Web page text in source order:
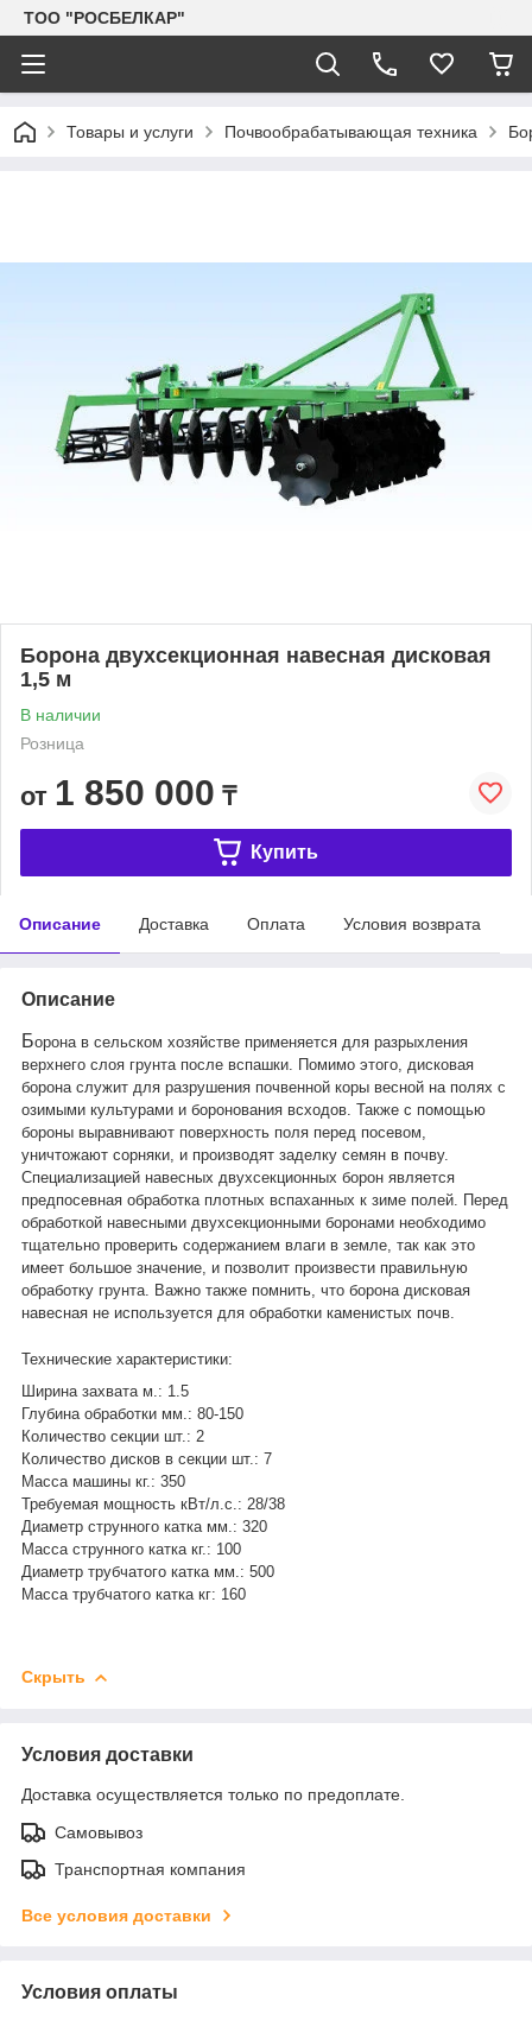
TOO "РОСБЕЛКАР"
Товары и услуги Почвообрабатывающая техника
Борона двухсекционная навесная дисковая
1,5 м
В наличии
Розница
от 1 850 000 ₸
Купить
Описание Доставка Оплата Условия возврата
Описание
Борона в сельском хозяйстве применяется для разрыхления
верхнего слоя грунта после вспашки. Помимо этого, дисковая
борона служит для разрушения почвенной коры весной на полях с
озимыми культурами и боронования всходов. Также с помощью
бороны выравнивают поверхность поля перед посевом,
уничтожают сорняки, и производят заделку семян в почву.
Специализацией навесных двухсекционных борон является
предпосевная обработка плотных вспаханных к зиме полей. Перед
обработкой навесными двухсекционными боронами необходимо
тщательно проверить содержанием влаги в земле, так как это
имеет большое значение, и позволит произвести правильную
обработку грунта. Важно также помнить, что борона дисковая
навесная не используется для обработки каменистых почв.
Технические характеристики:
Ширина захвата м.: 1.5
Глубина обработки мм.: 80-150
Количество секции шт.: 2
Количество дисков в секции шт.: 7
Масса машины кг.: 350
Требуемая мощность кВт/л.с.: 28/38
Диаметр струнного катка мм.: 320
Масса струнного катка кг.: 100
Диаметр трубчатого катка мм.: 500
Масса трубчатого катка кг: 160
Скрыть
Условия доставки
Доставка осуществляется только по предоплате.
Самовывоз
Транспортная компания
Все условия доставки
Условия оплаты